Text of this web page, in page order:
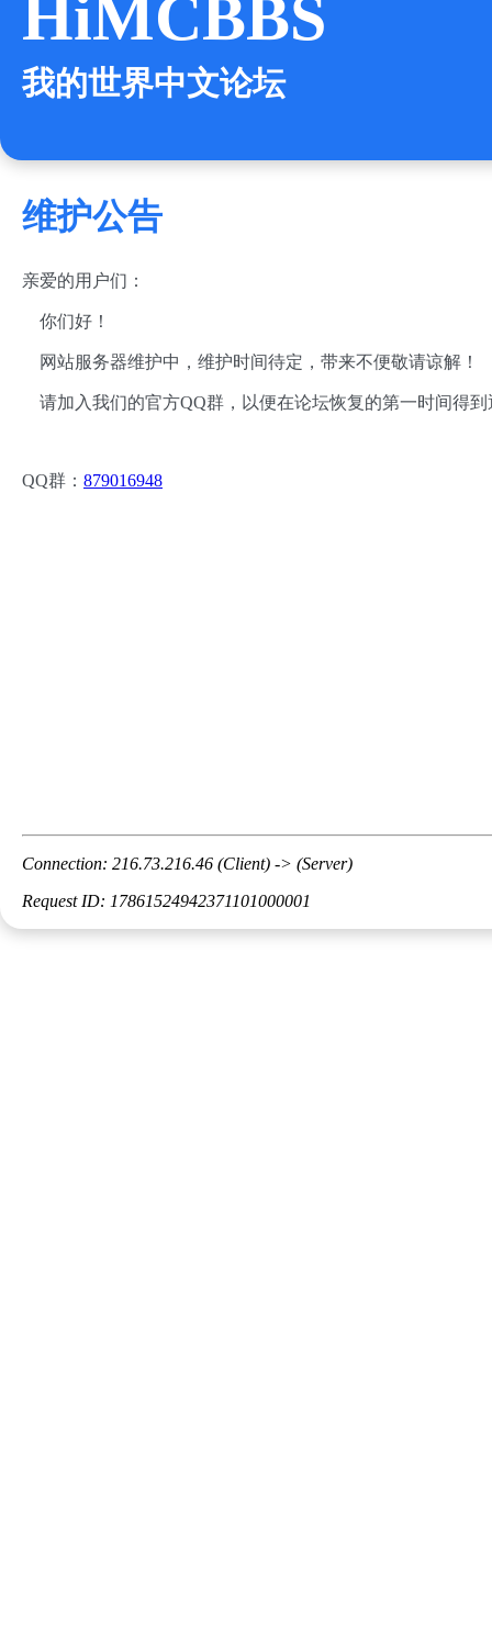
HiMCBBS
我的世界中文论坛
维护公告
亲爱的用户们：
你们好！
网站服务器维护中，维护时间待定，带来不便敬请谅解！
请加入我们的官方QQ群，以便在论坛恢复的第一时间得到
QQ群： 879016948
Connection: 216.73.216.46 (Client) -> (Server)
Request ID: 17861524942371101000001